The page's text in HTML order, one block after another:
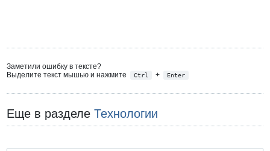
Заметили ошибку в тексте?
Выделите текст мышью и нажмите
Ctrl + Enter
Еще в разделеТехнологии